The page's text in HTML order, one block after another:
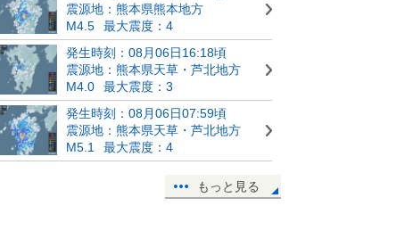
震源地：熊本県熊本地方
M4.5
最大震度：4
発生時刻：08月06日16:18頃
震源地：熊本県天草・芦北地方
M4.0
最大震度：3
発生時刻：08月06日07:59頃
震源地：熊本県天草・芦北地方
M5.1
最大震度：4
もっと見る